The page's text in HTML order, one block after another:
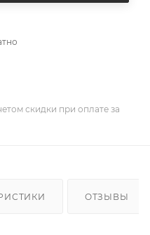
скидки при оплате за
ОТЗЫВЫ